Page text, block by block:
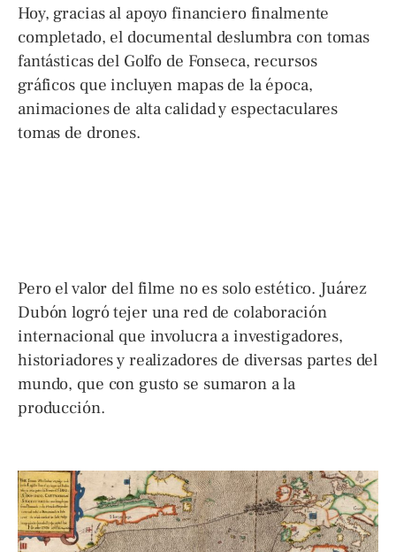
Hoy, gracias al apoyo financiero finalmente
completado, el documental deslumbra con tomas
fantásticas del Golfo de Fonseca, recursos
gráficos que incluyen mapas de la época,
animaciones de alta calidad y espectaculares
tomas de drones.
Pero el valor del filme no es solo estético. Juárez
Dubón logró tejer una red de colaboración
internacional que involucra a investigadores,
historiadores y realizadores de diversas partes del
mundo, que con gusto se sumaron a la
producción.